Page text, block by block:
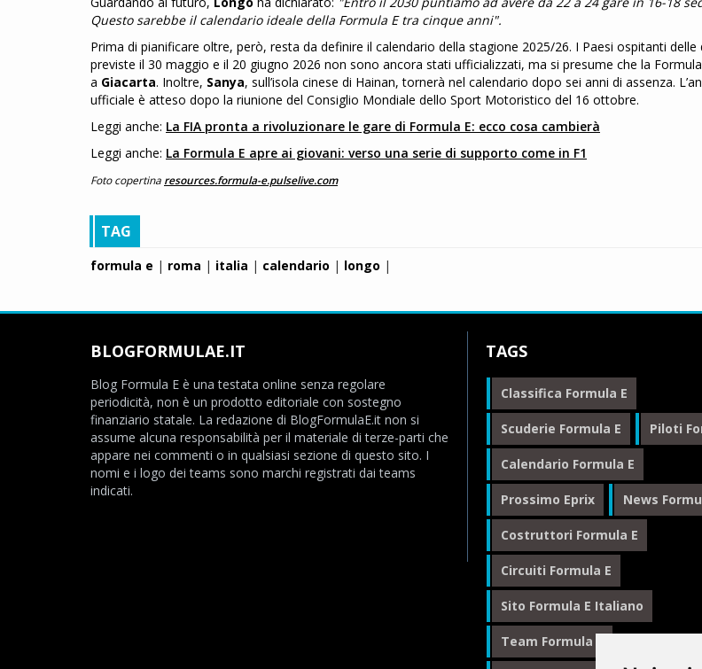
Questo sarebbe il calendario ideale della Formula E tra cinque anni".
Prima di pianificare oltre, però, resta da definire il calendario della stagione 2025/26. I Paesi ospitanti delle
previste il 30 maggio e il 20 giugno 2026 non sono ancora stati ufficializzati, ma si presume che la
a Giacarta. Inoltre, Sanya, sull’isola cinese di Hainan, tornerà nel calendario dopo sei anni di assenza.
ufficiale è atteso dopo la riunione del Consiglio Mondiale dello Sport Motoristico del 16 ottobre.
Leggi anche: La FIA pronta a rivoluzionare le gare di Formula E: ecco cosa cambierà
Leggi anche: La Formula E apre ai giovani: verso una serie di supporto come in F1
Foto copertina resources.formula-e.pulselive.com
TAG
formula e | roma | italia | calendario | longo |
BLOGFORMULAE.IT
Blog Formula E è una testata online senza regolare
periodicità, non è un prodotto editoriale con sostegno
finanziario statale. La redazione di BlogFormulaE.it non si
assume alcuna responsabilità per il materiale di terze-parti che
appare nei commenti o in qualsiasi sezione di questo sito. I
nomi e i logo dei teams sono marchi registrati dai teams
indicati.
TAGS
Classifica Formula E
Scuderie Formula E Piloti
Calendario Formula E
Prossimo Eprix News
Costruttori Formula E
Circuiti Formula E
Sito Formula E Italiano
Team Formula E